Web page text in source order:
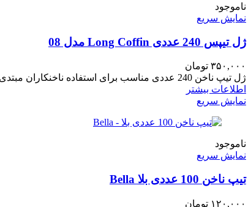
ناموجود
نمایش سریع
ژل تیپس 240 عددی Long Coffin مدل 08
۳۵۰,۰۰۰ تومان
ژل تیپ ناخن 240 عددی مناسب برای استفاده ناخنکاران مبتدی و حرفه ای تیپ ژل: Long Coffin - مدل 08
اطلاعات بیشتر
نمایش سریع
ناموجود
نمایش سریع
تیپ ناخن 100 عددی بلا Bella
۱۲۰,۰۰۰ تومان